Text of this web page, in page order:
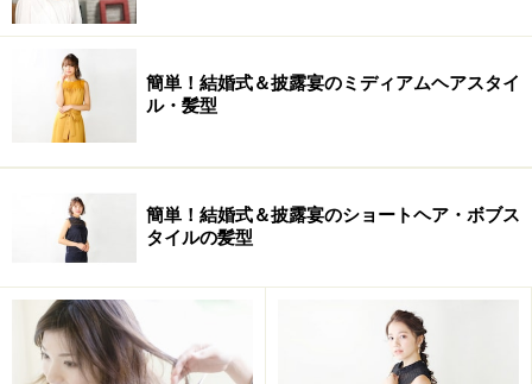
簡単！結婚式＆披露宴のミディアムヘアスタイ
ル・髪型
簡単！結婚式＆披露宴のショートヘア・ボブス
タイルの髪型